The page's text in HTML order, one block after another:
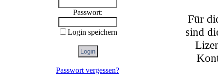
Passwort:
Login speichern
Passwort vergessen?
Für
sind